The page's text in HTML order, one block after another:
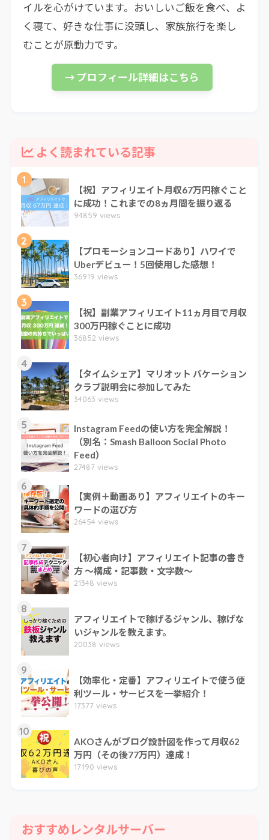
イルを心がけています。おいしいご飯を食べ、よ
く寝て、好きな仕事に没頭し、家族旅行を楽し
むことが原動力です。
→ プロフィール詳細はこちら
よく読まれている記事
1
【祝】アフィリエイト月収67万円稼ぐこと
に成功！これまでの8ヵ月間を振り返る
94859 views
2
【プロモーションコードあり】ハワイで
Uberデビュー！5回使用した感想！
36919 views
3
【祝】副業アフィリエイト11ヵ月目で月収
300万円稼ぐことに成功
36852 views
4
【タイムシェア】マリオット バケーション
クラブ説明会に参加してみた
34063 views
5
Instagram Feedの使い方を完全解説！
（別名：Smash Balloon Social Photo
Feed）
27487 views
6
【実例＋動画あり】アフィリエイトのキー
ワードの選び方
26454 views
7
【初心者向け】アフィリエイト記事の書き
方 ～構成・記事数・文字数～
21348 views
8
アフィリエイトで稼げるジャンル、稼げな
いジャンルを教えます。
20038 views
9
【効率化・定番】アフィリエイトで使う便
利ツール・サービスを一挙紹介！
17377 views
10
AKOさんがブログ設計図を作って月収62
万円（その後77万円）達成！
17190 views
おすすめレンタルサーバー